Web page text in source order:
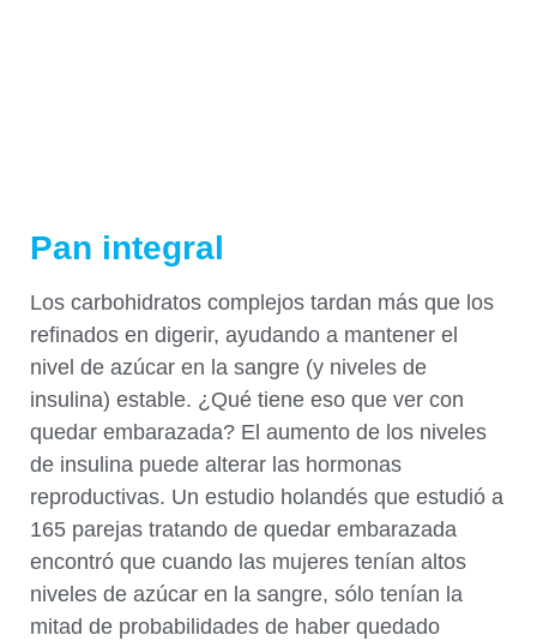
Pan integral
Los carbohidratos complejos tardan más que los
refinados en digerir, ayudando a mantener el
nivel de azúcar en la sangre (y niveles de
insulina) estable. ¿Qué tiene eso que ver con
quedar embarazada? El aumento de los niveles
de insulina puede alterar las hormonas
reproductivas. Un estudio holandés que estudió a
165 parejas tratando de quedar embarazada
encontró que cuando las mujeres tenían altos
niveles de azúcar en la sangre, sólo tenían la
mitad de probabilidades de haber quedado